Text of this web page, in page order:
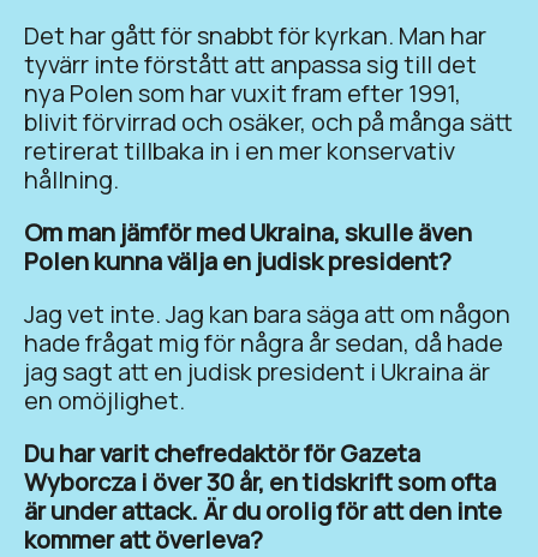
Det har gått för snabbt för kyrkan. Man har
tyvärr inte förstått att anpassa sig till det
nya Polen som har vuxit fram efter 1991,
blivit förvirrad och osäker, och på många sätt
retirerat tillbaka in i en mer konservativ
hållning.
Om man jämför med Ukraina, skulle även
Polen kunna välja en judisk president?
Jag vet inte. Jag kan bara säga att om någon
hade frågat mig för några år sedan, då hade
jag sagt att en judisk president i Ukraina är
en omöjlighet.
Du har varit chefredaktör för Gazeta
Wyborcza i över 30 år, en tidskrift som ofta
är under attack. Är du orolig för att den inte
kommer att överleva?